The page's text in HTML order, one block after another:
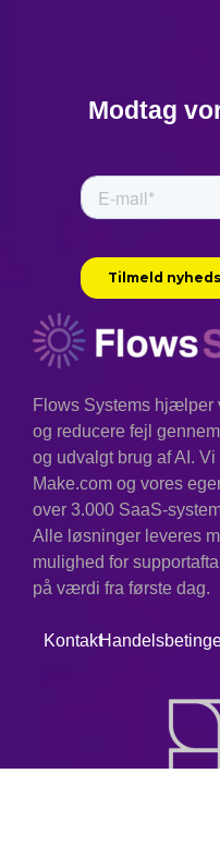
Modtag
Flows Systems hjælper
og reducere fejl
og udvalgt brug af AI.
Make.com og vores
over 3.000 SaaS-
Alle løsninger leveres
mulighed for
på værdi fra første dag.
Kontakt